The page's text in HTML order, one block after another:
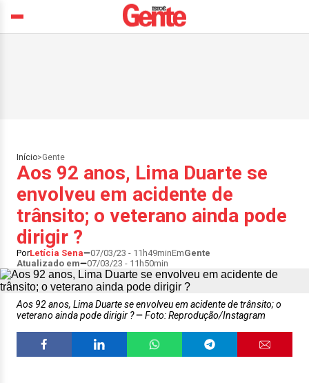
Início>Gente
Aos 92 anos, Lima Duarte se
envolveu em acidente de
trânsito; o veterano ainda pode
dirigir ?
PorLetícia Sena 07/03/23 - 11h49minEmGente
Atualizado em
07/03/23 - 11h50min
Aos 92 anos, Lima Duarte se envolveu em acidente de trânsito; o
veterano ainda pode dirigir ?
Foto: Reprodução/Instagram